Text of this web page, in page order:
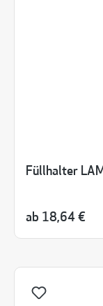
Füllhalter
ab 18,64 €